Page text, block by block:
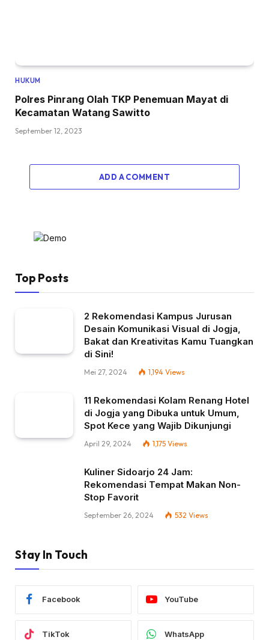
HUKUM
Polres Pinrang Olah TKP Penemuan Mayat di
Kecamatan Watang Sawitto
September 12, 2023
ADD A COMMENT
Top Posts
2 Rekomendasi Kampus Jurusan
Desain Komunikasi Visual di Jogja,
Bakat dan Kreativitas Kamu Tuangkan
di Sini!
Mei 27, 2024 1,194 Views
11 Rekomendasi Kolam Renang Hotel
di Jogja yang Dibuka untuk Umum,
Spot Kece yang Wajib Dikunjungi
April 29, 2024 1,175 Views
Kuliner Sidoarjo 24 Jam:
Rekomendasi Tempat Makan Non-
Stop Favorit
September 26, 2024 532 Views
Stay In Touch
Facebook YouTube
TikTok WhatsApp